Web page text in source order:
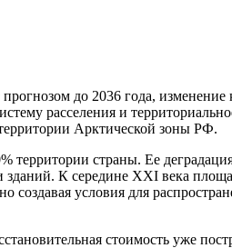
до 2036 года, изменение
расселения и
Арктической зоны РФ.
территории страны. Ее
зданий. К середине XXI века
создавая условия для
стоимость уже